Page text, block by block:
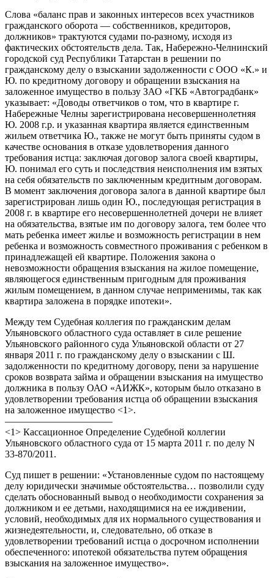
Слова «баланс прав и законных интересов всех участников
гражданского оборота — собственников, кредиторов,
должников» трактуются судами по-разному, исходя из
фактических обстоятельств дела. Так, Набережно-Челнинский
городской суд Республики Татарстан в решении по
гражданскому делу о взыскании задолженности с ООО «К.» и
Ю. по кредитному договору и обращении взыскания на
заложенное имущество в пользу ЗАО «ГКБ «Автоградбанк»
указывает: «Доводы ответчиков о том, что в квартире г.
Набережные Челны зарегистрирована несовершеннолетняя
Ю. 2008 г.р. и указанная квартира является единственным
жильем ответчика Ю., также не могут быть приняты судом в
качестве основания в отказе удовлетворения данного
требования истца: заключая договор залога своей квартиры,
Ю. понимал его суть и последствия неисполнения им взятых
на себя обязательств по заключенным кредитным договорам.
В момент заключения договора залога в данной квартире был
зарегистрирован лишь один Ю., последующая регистрация в
2008 г. в квартире его несовершеннолетней дочери не влияет
на обязательства, взятые им по договору залога, тем более что
мать ребенка имеет жилье и возможность регистрации в нем
ребенка и возможность совместного проживания с ребенком в
принадлежащей ей квартире. Положения закона о
невозможности обращения взыскания на жилое помещение,
являющегося единственным пригодным для проживания
жилым помещением, в данном случае неприменимы, так как
квартира заложена в порядке ипотеки».
Между тем Судебная коллегия по гражданским делам
Ульяновского областного суда оставляет в силе решение
Ульяновского районного суда Ульяновской области от 27
января 2011 г. по гражданскому делу о взыскании с Ш.
задолженности по кредитному договору, пени за нарушение
сроков возврата займа и обращении взыскания на имущество
должника в пользу ОАО «АИЖК», которым было отказано в
удовлетворении требования истца об обращении взыскания
на заложенное имущество <1>.
———————————
<1> Кассационное Определение Судебной коллегии
Ульяновского областного суда от 15 марта 2011 г. по делу N
33-870/2011.
Суд пишет в решении: «Установленные судом по настоящему
делу юридически значимые обстоятельства… позволили суду
сделать обоснованный вывод о необходимости сохранения за
должником и ее детьми, находящимися на ее иждивении,
условий, необходимых для их нормального существования и
жизнедеятельности, и, следовательно, об отказе в
удовлетворении требований истца о досрочном исполнении
обеспеченного: ипотекой обязательства путем обращения
взыскания на заложенное имущество».